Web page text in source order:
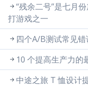
“残余二号”是七月
打游戏之一
四个A/B测试常见
10 个提高生产力的
中途之旅 T 恤设计